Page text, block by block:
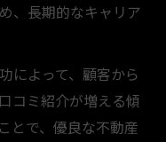
、長期的なキャリア
によって、顧客から
コミ紹介が増える傾
とで、優良な不動産